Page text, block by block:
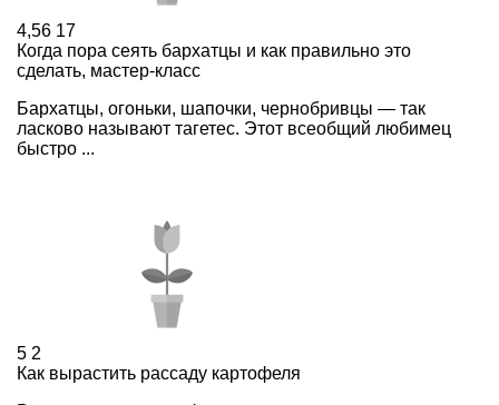
4,56 17
Когда пора сеять бархатцы и как правильно это
сделать, мастер-класс
Бархатцы, огоньки, шапочки, чернобривцы — так
ласково называют тагетес. Этот всеобщий любимец
быстро ...
5 2
Как вырастить рассаду картофеля